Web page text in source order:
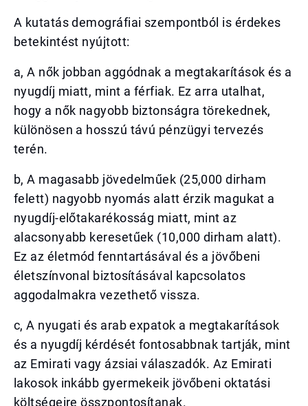
A kutatás demográfiai szempontból is érdekes
betekintést nyújtott:
a, A nők jobban aggódnak a megtakarítások és a
nyugdíj miatt, mint a férfiak. Ez arra utalhat,
hogy a nők nagyobb biztonságra törekednek,
különösen a hosszú távú pénzügyi tervezés
terén.
b, A magasabb jövedelműek (25,000 dirham
felett) nagyobb nyomás alatt érzik magukat a
nyugdíj-előtakarékosság miatt, mint az
alacsonyabb keresetűek (10,000 dirham alatt).
Ez az életmód fenntartásával és a jövőbeni
életszínvonal biztosításával kapcsolatos
aggodalmakra vezethető vissza.
c, A nyugati és arab expatok a megtakarítások
és a nyugdíj kérdését fontosabbnak tartják, mint
az Emirati vagy ázsiai válaszadók. Az Emirati
lakosok inkább gyermekeik jövőbeni oktatási
költségeire összpontosítanak.